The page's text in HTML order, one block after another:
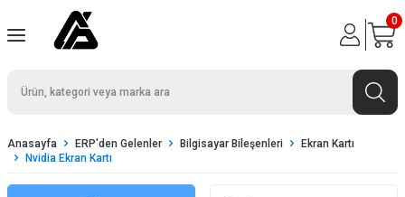
0
Anasayfa ERP'den Gelenler Bilgisayar Bileşenleri
Ekran Kartı
Nvidia Ekran Kartı